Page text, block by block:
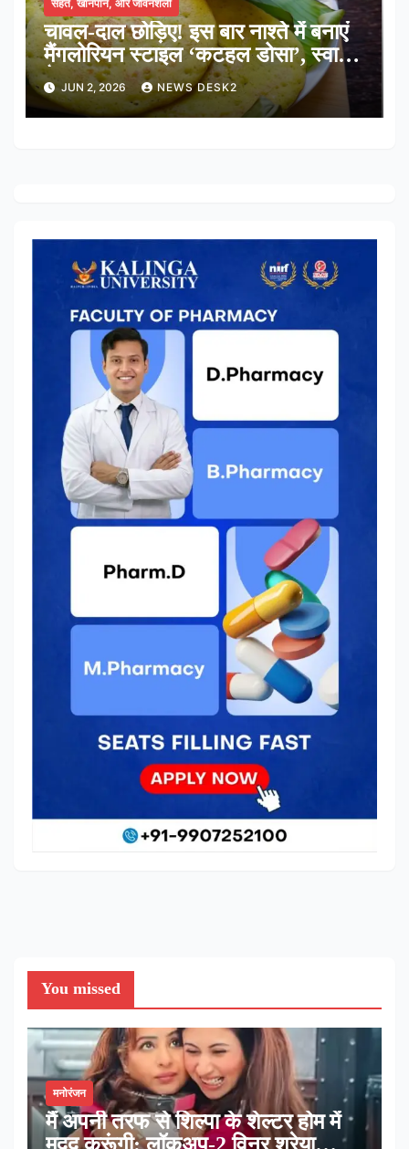
सेहत, खानपान, और जीवनशैली
चावल-दाल छोड़िए! इस बार नाश्ते में बनाएं
मैंगलोरियन स्टाइल ‘कटहल डोसा’, स्वाद में
है लाजवाब
JUN 2, 2026 NEWS DESK2
You missed
मनोरंजन
मैं अपनी तरफ से शिल्पा के शेल्टर होम में